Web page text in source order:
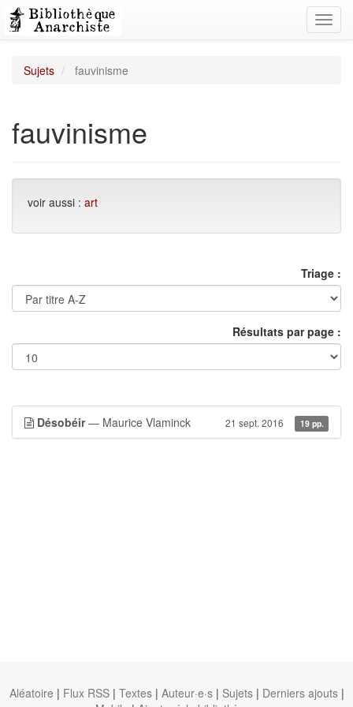
Sujets fauvinisme
fauvinisme
voir aussi : art
Triage :
Résultats par page :
Désobéir— Maurice Vlaminck 21 sept. 2016 19 pp.
Aléatoire | Flux RSS | Textes | Auteur·e·s | Sujets | Derniers ajouts |